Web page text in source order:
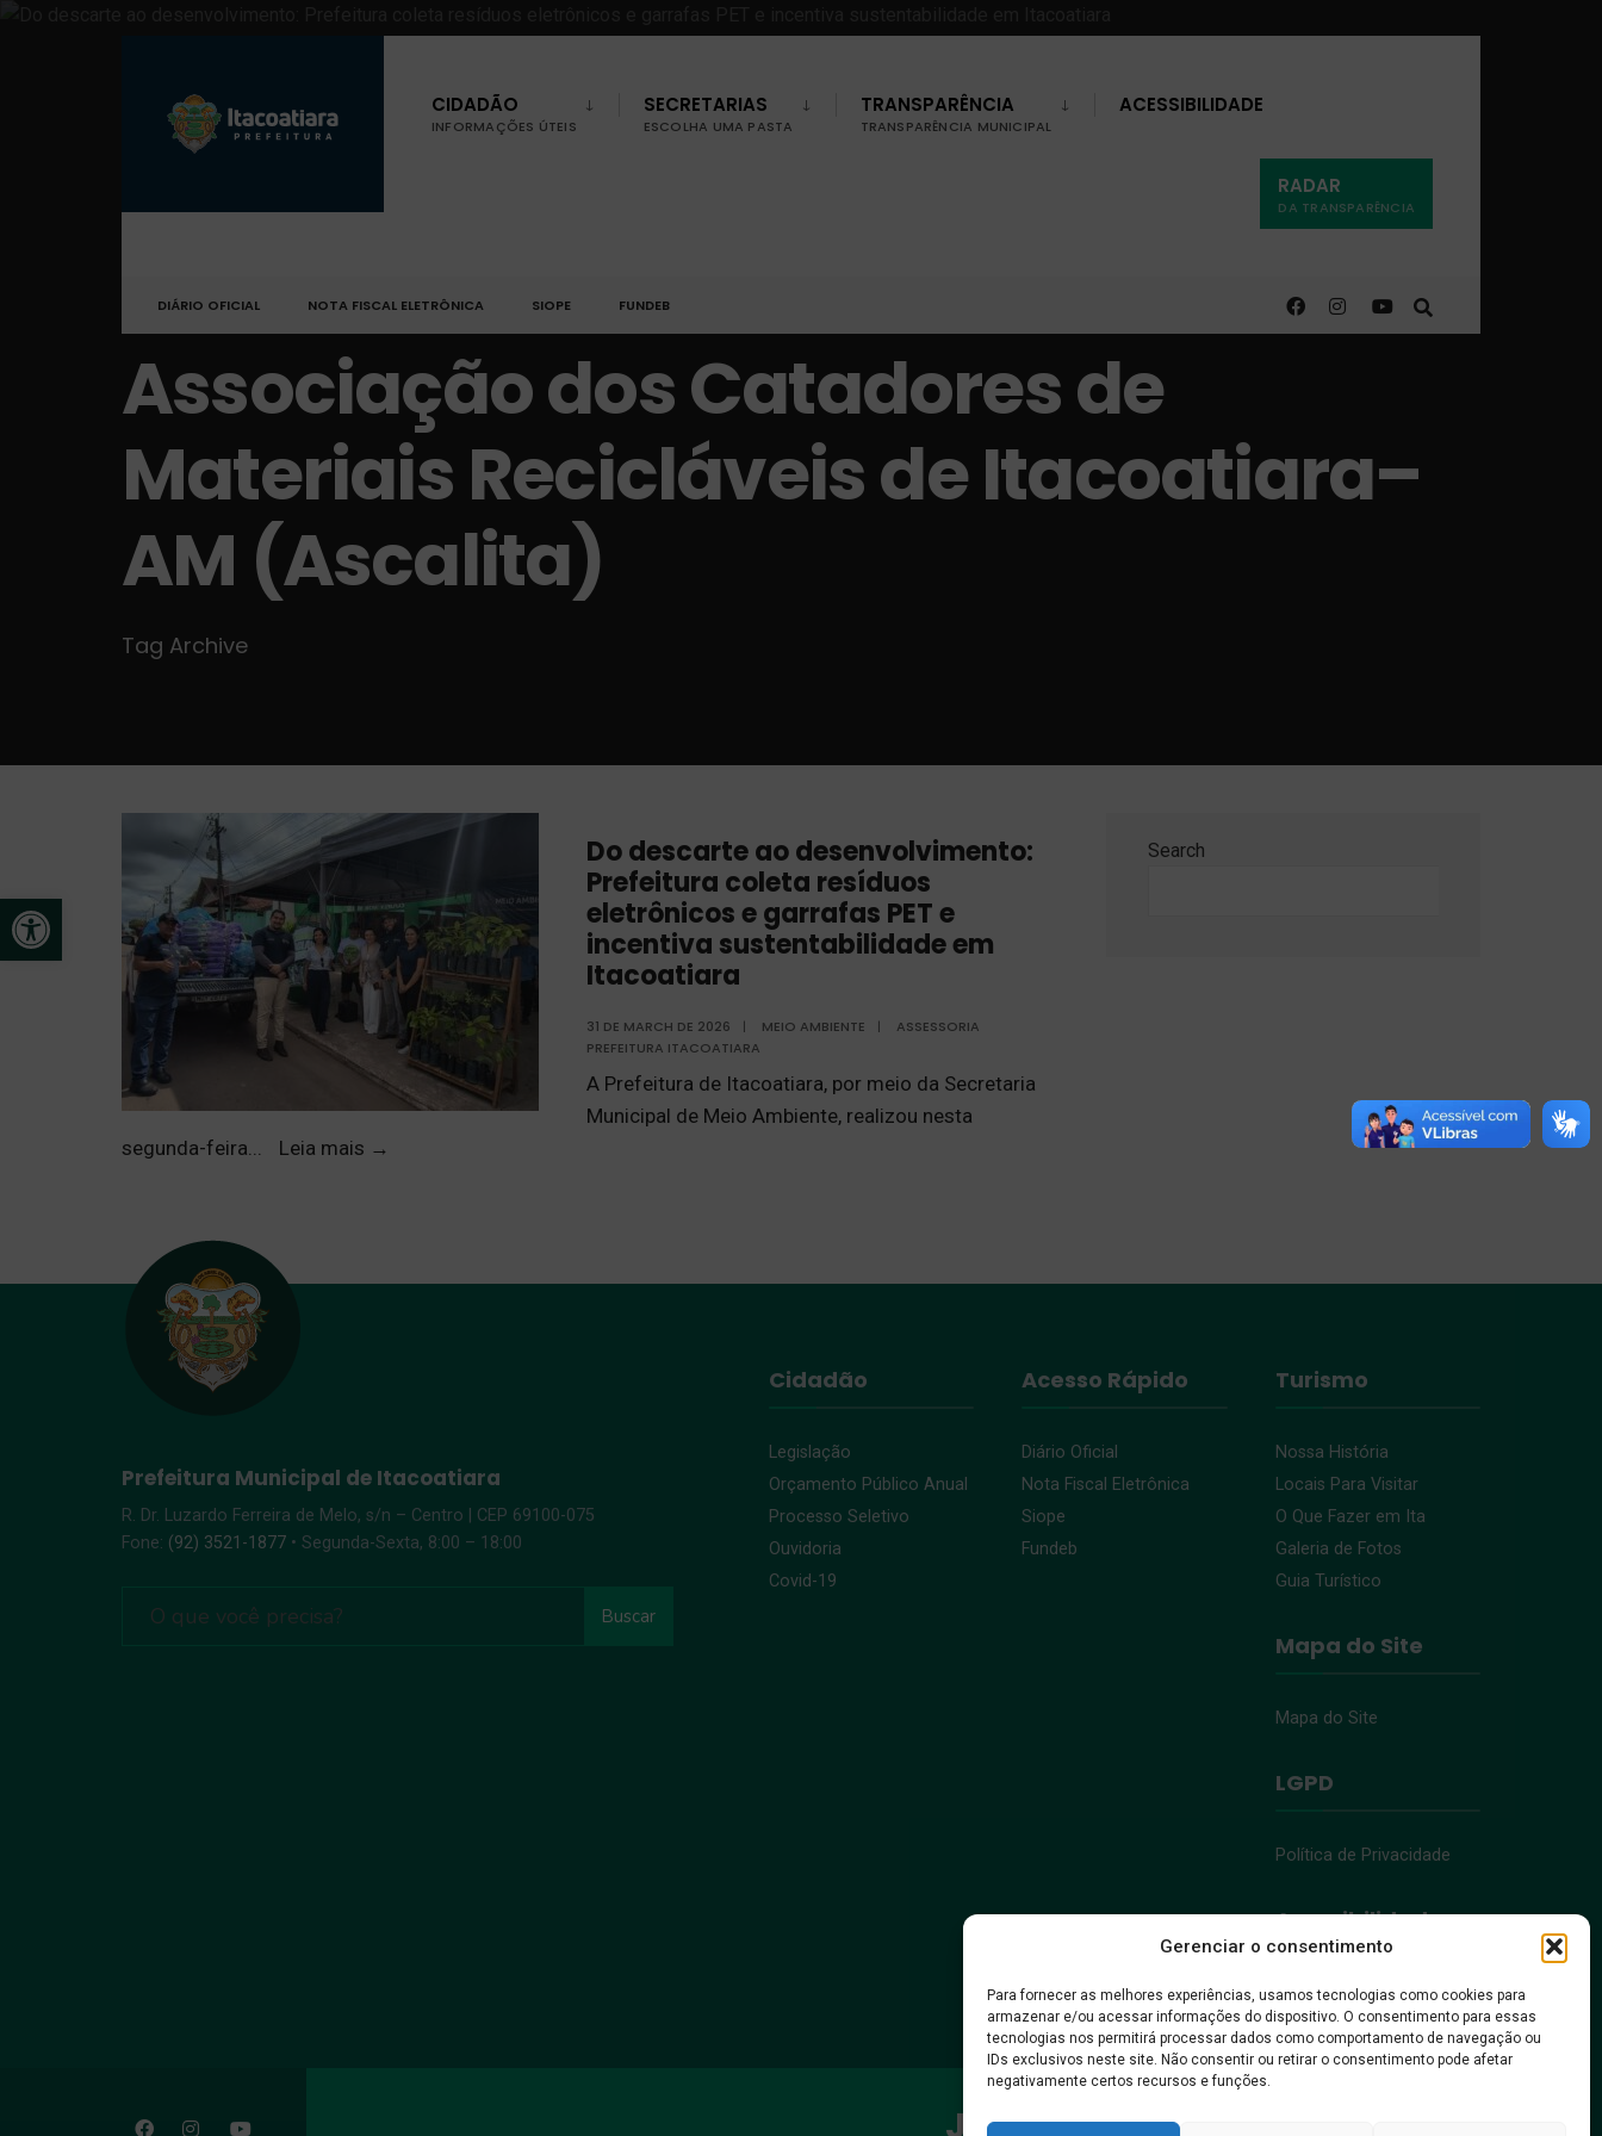
Open toolbar
Gerenciar o consentimento
Para fornecer as melhores experiências, usamos tecnologias como cookies para
armazenar e/ou acessar informações do dispositivo. O consentimento para essas
tecnologias nos permitirá processar dados como comportamento de navegação ou
IDs exclusivos neste site. Não consentir ou retirar o consentimento pode afetar
negativamente certos recursos e funções.
CIDADÃO
INFORMAÇÕES ÚTEIS
SECRETARIAS
ESCOLHA UMA PASTA
TRANSPARÊNCIA
TRANSPARÊNCIA MUNICIPAL
ACESSIBILIDADE
RADAR
DA TRANSPARÊNCIA
DIÁRIO OFICIAL NOTA FISCAL ELETRÔNICA SIOPE FUNDEB
Associação dos Catadores de
Materiais Recicláveis de Itacoatiara–
AM (Ascalita)
Tag Archive
Do descarte ao desenvolvimento:
Prefeitura coleta resíduos
eletrônicos e garrafas PET e
incentiva sustentabilidade em
Itacoatiara
31 DE MARCH DE 2026 | MEIO AMBIENTE |
ASSESSORIA
PREFEITURA ITACOATIARA
A Prefeitura de Itacoatiara, por meio da Secretaria
Municipal de Meio Ambiente, realizou nesta
segunda-feira... Leia mais →
Search
Prefeitura Municipal de Itacoatiara
R. Dr. Luzardo Ferreira de Melo, s/n – Centro | CEP 69100-075
Fone: (92) 3521-1877 • Segunda-Sexta, 8:00 – 18:00
Buscar
Cidadão
Legislação
Orçamento Público Anual
Processo Seletivo
Ouvidoria
Covid-19
Acesso Rápido
Diário Oficial
Nota Fiscal Eletrônica
Siope
Fundeb
Turismo
Nossa História
Locais Para Visitar
O Que Fazer em Ita
Galeria de Fotos
Guia Turístico
Mapa do Site
Mapa do Site
LGPD
Política de Privacidade
Acessibilidade
Acessibilidade